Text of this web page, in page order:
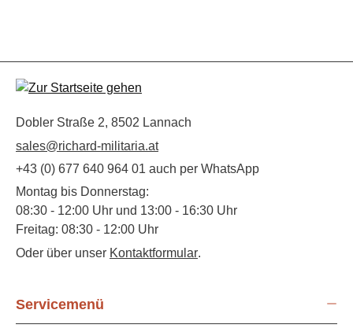
Dobler Straße 2, 8502 Lannach
sales@richard-militaria.at
+43 (0) 677 640 964 01 auch per WhatsApp
Montag bis Donnerstag:
08:30 - 12:00 Uhr und 13:00 - 16:30 Uhr
Freitag: 08:30 - 12:00 Uhr
Oder über unser Kontaktformular.
Servicemenü